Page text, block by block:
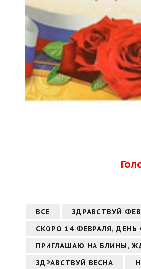
ВСЕ ЗДРАВСТВУЙ
СКОРО 14 ФЕВРАЛЯ,
ПРИГЛАШАЮ НА БЛИНЫ,
ЗДРАВСТВУЙ ВЕСНА